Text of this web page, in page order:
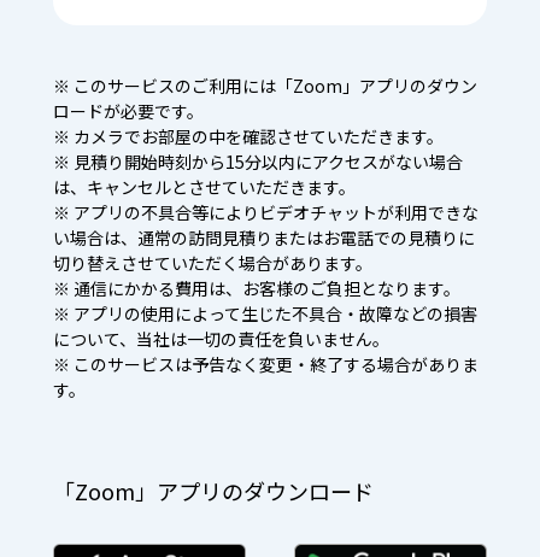
※ このサービスのご利用には「Zoom」アプリのダウン
ロードが必要です。
※ カメラでお部屋の中を確認させていただきます。
※ 見積り開始時刻から15分以内にアクセスがない場合
は、キャンセルとさせていただきます。
※ アプリの不具合等によりビデオチャットが利用できな
い場合は、通常の訪問見積りまたはお電話での見積りに
切り替えさせていただく場合があります。
※ 通信にかかる費用は、お客様のご負担となります。
※ アプリの使用によって生じた不具合・故障などの損害
について、当社は一切の責任を負いません。
※ このサービスは予告なく変更・終了する場合がありま
す。
「Zoom」アプリのダウンロード